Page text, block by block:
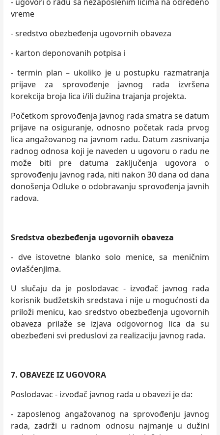
vreme
- sredstvo obezbeđenja ugovornih obaveza
- karton deponovanih potpisa i
- termin plan – ukoliko je u postupku razmatranja
prijave za sprovođenje javnog rada izvršena
korekcija broja lica i/ili dužina trajanja projekta.
Početkom sprovođenja javnog rada smatra se datum
prijave na osiguranje, odnosno početak rada prvog
lica angažovanog na javnom radu. Datum zasnivanja
radnog odnosa koji je naveden u ugovoru o radu ne
može biti pre datuma zaključenja ugovora o
sprovođenju javnog rada, niti nakon 30 dana od dana
donošenja Odluke o odobravanju sprovođenja javnih
radova.
Sredstva obezbeđenja ugovornih obaveza
- dve istovetne blanko solo menice, sa meničnim
ovlašćenjima.
U slučaju da je poslodavac - izvođač javnog rada
korisnik budžetskih sredstava i nije u mogućnosti da
priloži menicu, kao sredstvo obezbeđenja ugovornih
obaveza prilaže se izjava odgovornog lica da su
obezbeđeni svi preduslovi za realizaciju javnog rada.
7. OBAVEZE IZ UGOVORA
Poslodavac - izvođač javnog rada u obavezi je da:
- zaposlenog angažovanog na sprovođenju javnog
rada, zadrži u radnom odnosu najmanje u dužini